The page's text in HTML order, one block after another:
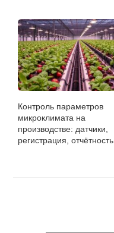
Контроль параметров
микроклимата на
производстве: датчики,
регистрация, отчётность